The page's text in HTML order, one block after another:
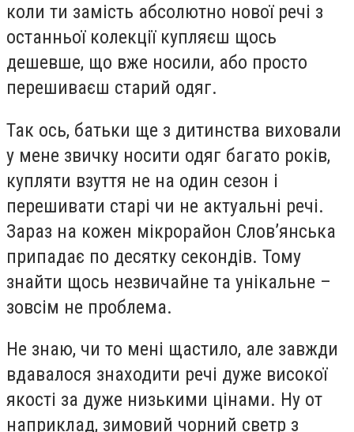
коли ти замість абсолютно нової речі з
останньої колекції купляєш щось
дешевше, що вже носили, або просто
перешиваєш старий одяг.
Так ось, батьки ще з дитинства виховали
у мене звичку носити одяг багато років,
купляти взуття не на один сезон і
перешивати старі чи не актуальні речі.
Зараз на кожен мікрорайон Слов’янська
припадає по десятку секондів. Тому
знайти щось незвичайне та унікальне –
зовсім не проблема.
Не знаю, чи то мені щастило, але завжди
вдавалося знаходити речі дуже високої
якості за дуже низькими цінами. Ну от
наприклад, зимовий чорний светр з